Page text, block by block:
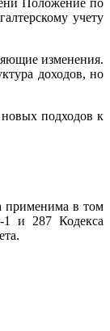
учету
изменения.
доходов, но
подходов к
применима в том
1 и 287 Кодекса